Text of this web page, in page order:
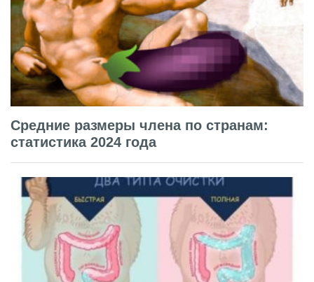
Средние размеры члена по странам:
статистика 2024 года